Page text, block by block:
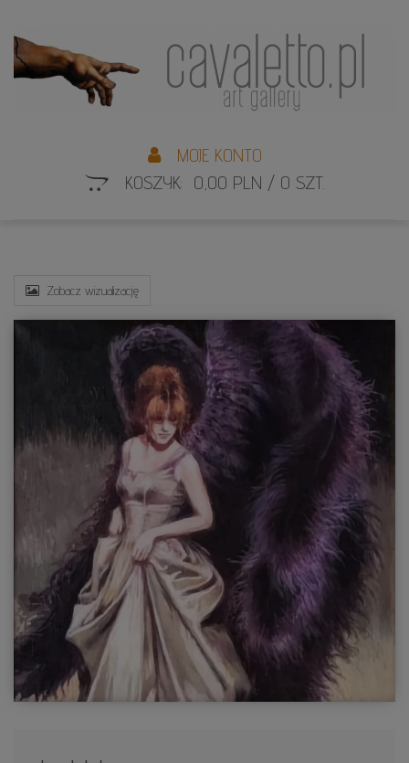
MOJE KONTO
KOSZYK: 0,00 PLN / 0 SZT.
Zobacz wizualizację